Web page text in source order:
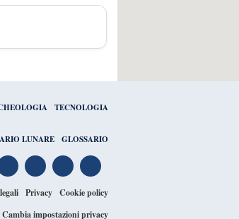
TECNOLOGIA
LUNARE GLOSSARIO
Privacy
Cookie policy
Cambia impostazioni privacy